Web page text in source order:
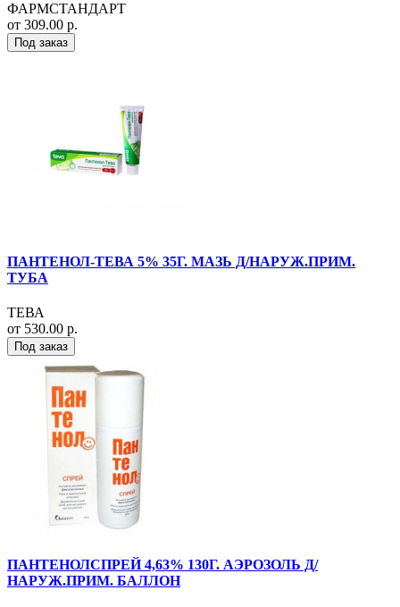
ФАРМСТАНДАРТ
от 309.00 р.
Под заказ
ПАНТЕНОЛ-ТЕВА 5% 35Г. МАЗЬ Д/НАРУЖ.ПРИМ.
ТУБА
ТЕВА
от 530.00 р.
Под заказ
ПАНТЕНОЛСПРЕЙ 4,63% 130Г. АЭРОЗОЛЬ Д/
НАРУЖ.ПРИМ. БАЛЛОН